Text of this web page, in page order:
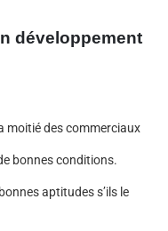
développement
moitié des commerciaux
bonnes conditions.
aptitudes s’ils le